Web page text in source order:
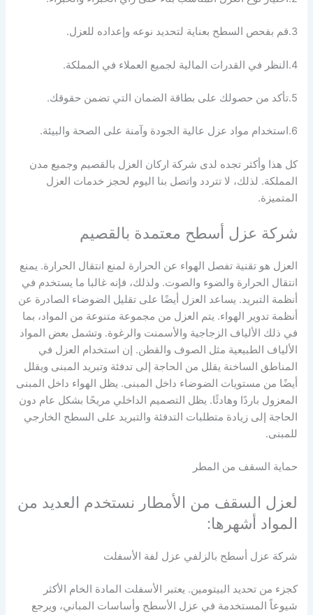
3.قم بفحص السطح بعناية لتحديد نوعه وإعداده للعزل.
4.النظر في القدرات المالية لجميع العملاء في المملكة.
5.تأكد من حصولك على بطاقة الضمان التي تضمن حقوقك.
6.استخدام مواد عزل عالية الجودة وآمنة على الصحة والبيئة.
كل هذا وأكثر تجده لدى شركة اركان العزل بالقصيم وجميع مدن
المملكة. لذلك، لا تتردد واتصل بنا اليوم لحجز خدمات العزل
المتميزة.
شركة عزل أسطح معتمدة بالقصيم
العزل هو تقنية تفصل الهواء عن الحرارة لمنع انتقال الحرارة. يمنع
انتقال الحرارة والضوء والصوت. ولذلك، فإنه غالبا ما يستخدم في
أنظمة التبريد. يساعد العزل أيضًا على تقليل الضوضاء الصادرة عن
أنظمة تدوير الهواء. يتم العزل من مجموعة متنوعة من المواد، بما
في ذلك الألياف الزجاجية والأسمنت والرغوة. وتشمل بعض المواد
الألياف الطبيعية مثل الصوف والقطن. إن استخدام العزل في
المناطق الساخنة يقلل من الحاجة إلى تدفئة وتبريد المبنى ويقلل
أيضًا من مستويات الضوضاء داخل المبنى. يظل الهواء داخل المبنى
المعزول باردًا وهادئًا. يظل التصميم الداخلي مريحًا بشكل عام دون
الحاجة إلى زيادة متطلبات التدفئة والتبريد على السطح الخارجي
للمبنى.
حماية السقف من المطر
لعزل السقف من الأمطار نستخدم العديد من
المواد أشهرها:
شركة عزل أسطح بالزلفي عزل لفة الأسفلت
كجزء من تحديد البيتومين. يعتبر الأسفلت المادة الخام الأكثر
شيوعاً المستخدمة في عزل الأسطح وأساسات المباني، ويرجع